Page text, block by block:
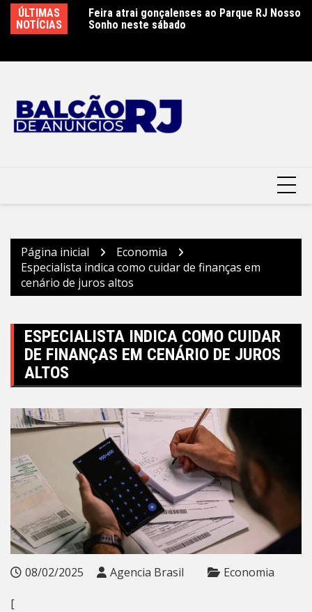
para
ÚLTIMAS
NOTÍCIAS
Feira atrai gonçalenses ao Parque RJ Nosso
Sonho neste sábado
Sábado letivo especial na rede municipal de
educação em São Gonçalo
Página inicial
Economia
Especialista indica como cuidar de finanças em
cenário de juros altos
ESPECIALISTA INDICA COMO CUIDAR
DE FINANÇAS EM CENÁRIO DE JUROS
ALTOS
08/02/2025 Agencia Brasil Economia
[